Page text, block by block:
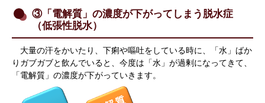
③「電解質」の濃度が下がってしまう脱水症
（低張性脱水）
大量の汗をかいたり、下痢や嘔吐をしている時に、「水」ばか
りガブガブと飲んでいると、今度は「水」が過剰になってきて、
「電解質」の濃度が下がっていきます。